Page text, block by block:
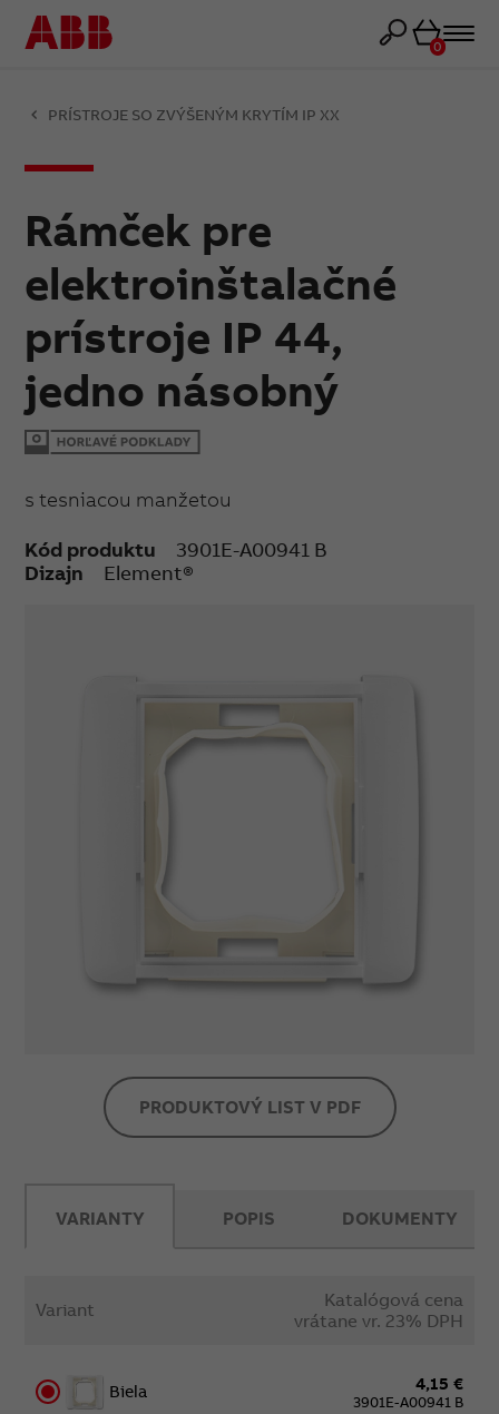
Košík
0
PRÍSTROJE SO ZVÝŠENÝM KRYTÍM IP XX
Rámček pre
elektroinštalačné
prístroje IP 44,
jedno násobný
s tesniacou manžetou
Kód produktu
3901E-A00941 B
Dizajn
Element®
PRODUKTOVÝ LIST V PDF
VARIANTY
Variant
Katalógová cena
vrátane vr. 23% DPH
Biela 4,15 €
3901E-A00941 B
POPIS DOKUMENTY